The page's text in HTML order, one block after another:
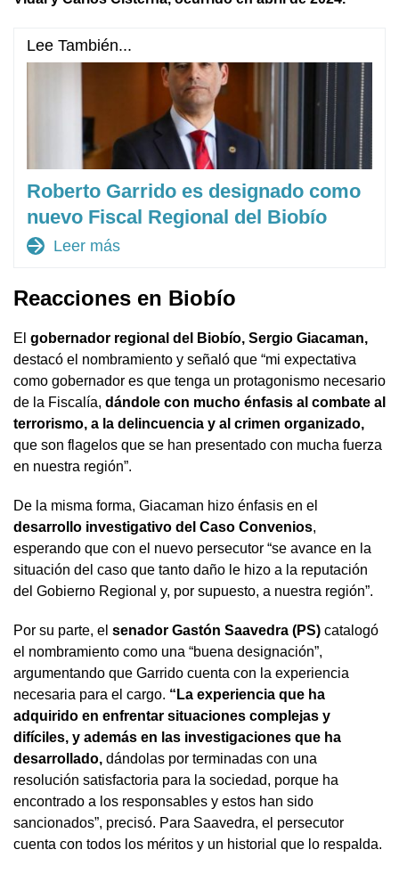
Lee También...
Roberto Garrido es designado como
nuevo Fiscal Regional del Biobío
arrow_forward Leer más
Reacciones en Biobío
El gobernador regional del Biobío, Sergio Giacaman,
destacó el nombramiento y señaló que “mi expectativa
como gobernador es que tenga un protagonismo necesario
de la Fiscalía, dándole con mucho énfasis al combate al
terrorismo, a la delincuencia y al crimen organizado,
que son flagelos que se han presentado con mucha fuerza
en nuestra región”.
De la misma forma, Giacaman hizo énfasis en el
desarrollo investigativo del Caso Convenios,
esperando que con el nuevo persecutor “se avance en la
situación del caso que tanto daño le hizo a la reputación
del Gobierno Regional y, por supuesto, a nuestra región”.
Por su parte, el senador Gastón Saavedra (PS) catalogó
el nombramiento como una “buena designación”,
argumentando que Garrido cuenta con la experiencia
necesaria para el cargo. “La experiencia que ha
adquirido en enfrentar situaciones complejas y
difíciles, y además en las investigaciones que ha
desarrollado, dándolas por terminadas con una
resolución satisfactoria para la sociedad, porque ha
encontrado a los responsables y estos han sido
sancionados”, precisó. Para Saavedra, el persecutor
cuenta con todos los méritos y un historial que lo respalda.